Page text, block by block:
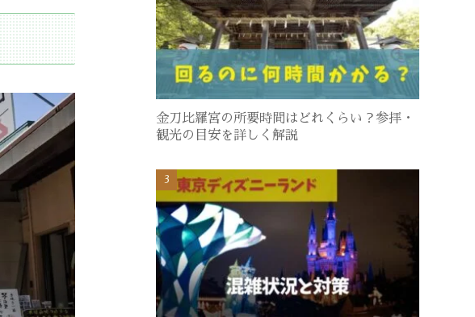
金刀比羅宮の所要時間はどれくらい？参拝・
観光の目安を詳しく解説